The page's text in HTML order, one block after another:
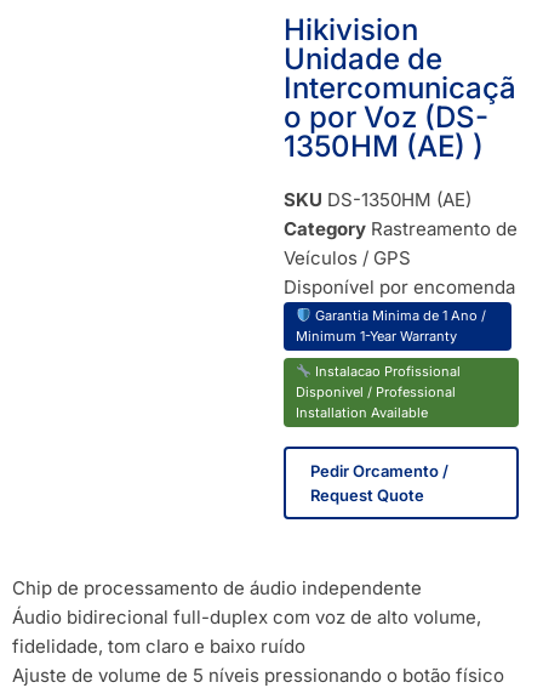
Hikivision
Unidade de
Intercomunicaçã
o por Voz (DS-
1350HM (AE) )
SKU DS-1350HM (AE)
Category Rastreamento de
Veículos / GPS
Disponível por encomenda
Garantia Minima de 1 Ano /
Minimum 1-Year Warranty
Instalacao Profissional
Disponivel / Professional
Installation Available
Pedir Orcamento /
Request Quote
Chip de processamento de áudio independente
Áudio bidirecional full-duplex com voz de alto volume,
fidelidade, tom claro e baixo ruído
Ajuste de volume de 5 níveis pressionando o botão físico